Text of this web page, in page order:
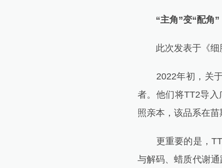
“主角”变“配角”
此次发表于《细胞
2022年初，关于
者。他们将TT2导入
照亲本，该品系在
更重要的是，TT2
与解码、蜡质代谢